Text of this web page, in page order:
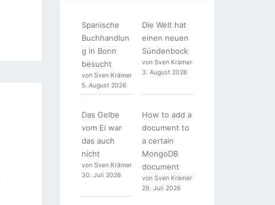
Spanische
Buchhandlun
g in Bonn
besucht
von Sven Krämer
5. August 2026
Die Welt hat
einen neuen
Sündenbock
von Sven Krämer
3. August 2026
Das Gelbe
vom Ei war
das auch
nicht
von Sven Krämer
30. Juli 2026
How to add a
document to
a certain
MongoDB
document
von Sven Krämer
29. Juli 2026